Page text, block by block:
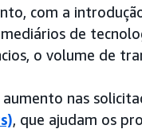
com a
de
o volume de
aumento nas
, que ajudam os